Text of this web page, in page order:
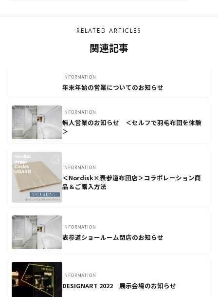
RELATED ARTICLES
関連記事
INFORMATION
年末年始の営業についてのお知らせ
INFORMATION
無人営業のお知らせ ＜セルフで羽毛布団を体験
＞
INFORMATION
＜Nordisk×表参道布団店＞コラボレーション商
品＆ご購入方法
INFORMATION
表参道ショールーム閉店のお知らせ
INFORMATION
DESIGNART 2022 展示会場のお知らせ